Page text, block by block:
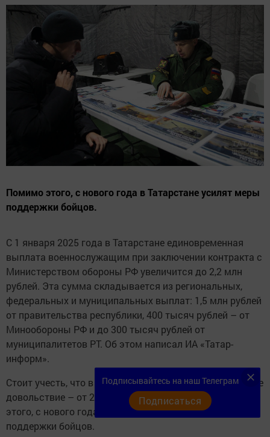
Помимо этого, с нового года в Татарстане усилят меры
поддержки бойцов.
С 1 января 2025 года в Татарстане единовременная
выплата военнослужащим при заключении контракта с
Министерством обороны РФ увеличится до 2,2 млн
рублей. Эта сумма складывается из региональных,
федеральных и муниципальных выплат: 1,5 млн рублей
от правительства республики, 400 тысяч рублей – от
Минообороны РФ и до 300 тысяч рублей от
муниципалитетов РТ. Об этом написал ИА «Татар-
информ».
Стоит учесть, что в зоне СВО бойцы получают денежное
довольствие – от 210 тысяч рублей в месяц. Помимо
этого, с нового года в Татарстане усилят меры
поддержки бойцов.
Подписывайтесь на наш Телеграм
Подписаться